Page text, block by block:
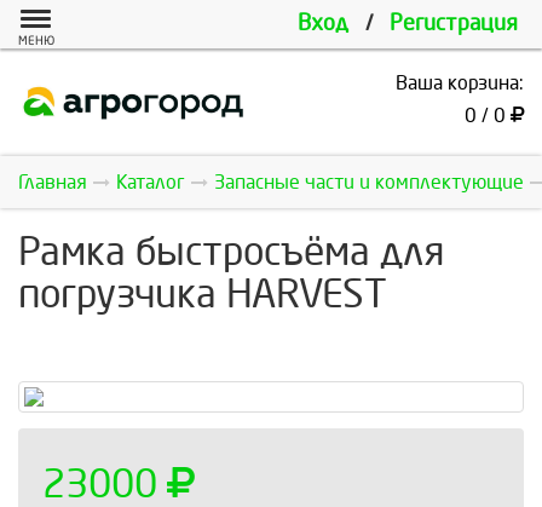
Вход / Регистрация
МЕНЮ
Ваша корзина:
0 / 0
Главная Каталог Запасные части и комплектующие
Рамка быстросъёма для
погрузчика HARVEST
23000